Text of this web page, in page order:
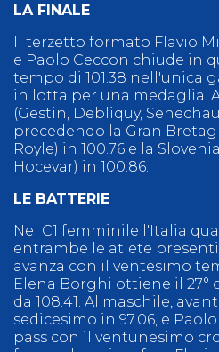
LA FINALE
Il terzetto formato Flavio
e Paolo Ceccon chiude in
tempo di 101.38 nell'unica
in lotta per una medaglia.
(Gestin, Debliquy,
precedendo la Gran
Royle) in 100.76 e la
Hocevar) in 100.86.
LE BATTERIE
Nel C1 femminile l'Italia
entrambe le atlete
avanza con il ventesimo
Elena Borghi ottiene il 27°
da 108.41. Al maschile,
sedicesimo in 97.06, e
pass con il ventunesimo